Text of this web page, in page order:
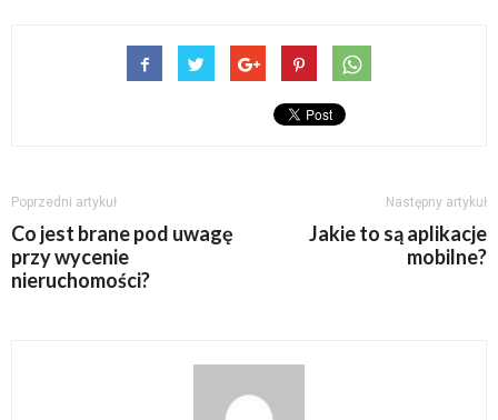
Poprzedni artykuł
Co jest brane pod uwagę
przy wycenie
nieruchomości?
Następny artykuł
Jakie to są aplikacje
mobilne?